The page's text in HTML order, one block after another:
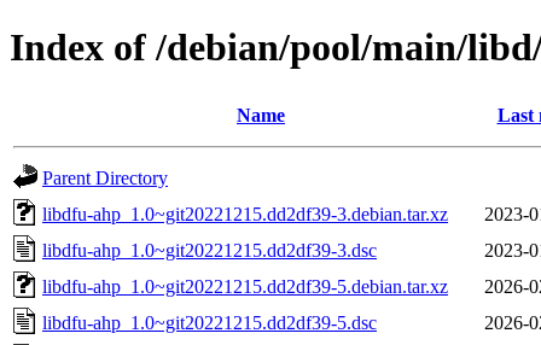
Index of /debian/pool/main/
Name Last
Parent Directory
libdfu-ahp_1.0~git20221215.dd2df39-3.debian.tar.xz
2023-
libdfu-ahp_1.0~git20221215.dd2df39-3.dsc
2023-
libdfu-ahp_1.0~git20221215.dd2df39-5.debian.tar.xz
2026-
libdfu-ahp_1.0~git20221215.dd2df39-5.dsc
2026-